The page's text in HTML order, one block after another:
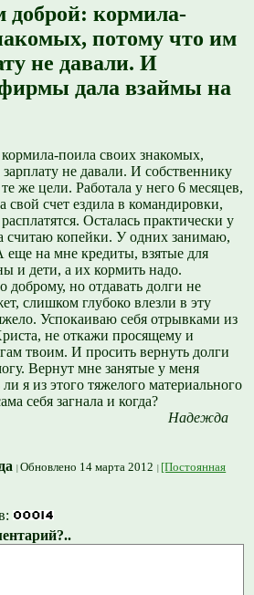
кормила-
потому что им
не давали. И
дала взаймы на
поила своих знакомых,
не давали. И собственнику
же цели. Работала у него 6 месяцев,
свой счет ездила в командировки,
Осталась практически у
считаю копейки. У одних занимаю,
еще на мне кредиты, взятые для
и дети, а их кормить надо.
доброму, но отдавать долги не
слишком глубоко влезли в эту
Успокаиваю себя отрывками из
не откажи просящему и
твоим. И просить вернуть долги
Вернут мне занятые у меня
я из этого тяжелого материального
себя загнала и когда?
Надежда
Обновлено 14 марта 2012
[Постоянная